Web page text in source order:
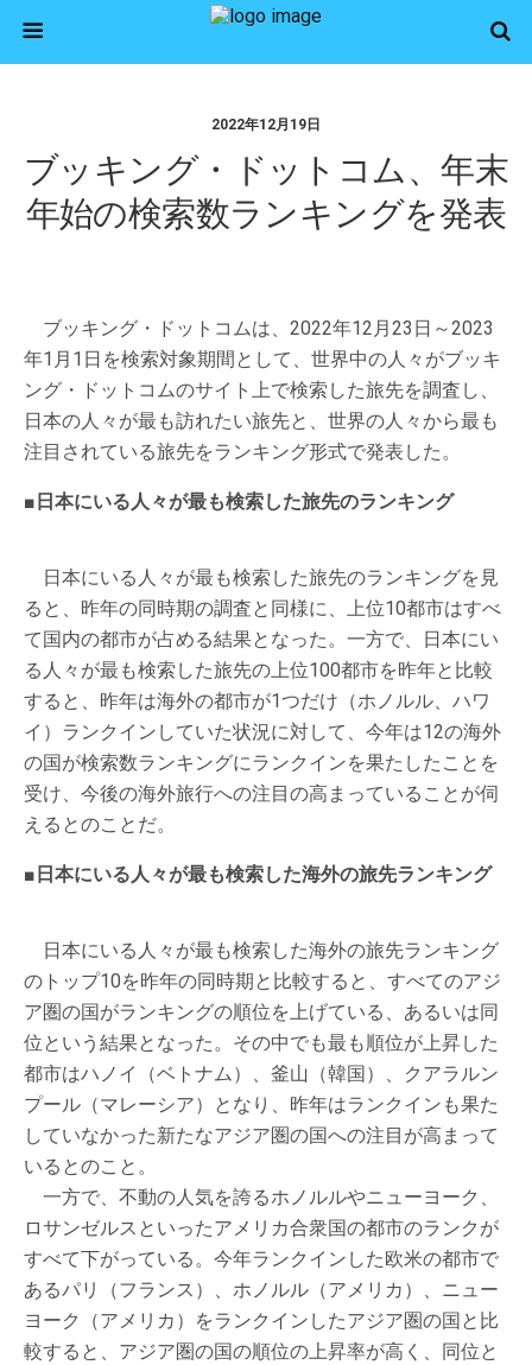
2022年12月19日
ブッキング・ドットコム、年末
年始の検索数ランキングを発表
ブッキング・ドットコムは、2022年12月23日～2023
年1月1日を検索対象期間として、世界中の人々がブッキ
ング・ドットコムのサイト上で検索した旅先を調査し、
日本の人々が最も訪れたい旅先と、世界の人々から最も
注目されている旅先をランキング形式で発表した。
■日本にいる人々が最も検索した旅先のランキング
日本にいる人々が最も検索した旅先のランキングを見
ると、昨年の同時期の調査と同様に、上位10都市はすべ
て国内の都市が占める結果となった。一方で、日本にい
る人々が最も検索した旅先の上位100都市を昨年と比較
すると、昨年は海外の都市が1つだけ（ホノルル、ハワ
イ）ランクインしていた状況に対して、今年は12の海外
の国が検索数ランキングにランクインを果たしたことを
受け、今後の海外旅行への注目の高まっていることが伺
えるとのことだ。
■日本にいる人々が最も検索した海外の旅先ランキング
日本にいる人々が最も検索した海外の旅先ランキング
のトップ10を昨年の同時期と比較すると、すべてのアジ
ア圏の国がランキングの順位を上げている、あるいは同
位という結果となった。その中でも最も順位が上昇した
都市はハノイ（ベトナム）、釜山（韓国）、クアラルン
プール（マレーシア）となり、昨年はランクインも果た
していなかった新たなアジア圏の国への注目が高まって
いるとのこと。
一方で、不動の人気を誇るホノルルやニューヨーク、
ロサンゼルスといったアメリカ合衆国の都市のランクが
すべて下がっている。今年ランクインした欧米の都市で
あるパリ（フランス）、ホノルル（アメリカ）、ニュー
ヨーク（アメリカ）をランクインしたアジア圏の国と比
較すると、アジア圏の国の順位の上昇率が高く、同位と